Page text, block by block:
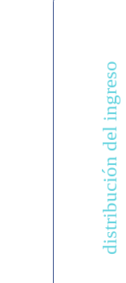
distribución del ingreso